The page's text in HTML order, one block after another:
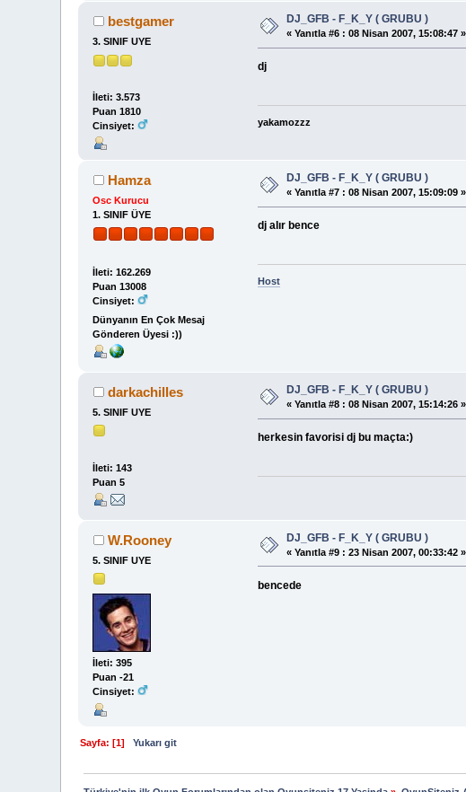
bestgamer
3. SINIF UYE
İleti: 3.573
Puan 1810
Cinsiyet:
DJ_GFB - F_K_Y ( GRUBU )
«Yanıtla #6 : 08 Nisan 2007, 15:08:47 »
dj
yakamozzz
Hamza
Osc Kurucu
1. SINIF ÜYE
İleti: 162.269
Puan 13008
Cinsiyet:
Dünyanın En Çok Mesaj
Gönderen Üyesi :))
DJ_GFB - F_K_Y ( GRUBU )
«Yanıtla #7 : 08 Nisan 2007, 15:09:09 »
dj alır bence
Host
darkachilles
5. SINIF UYE
İleti: 143
Puan 5
DJ_GFB - F_K_Y ( GRUBU )
«Yanıtla #8 : 08 Nisan 2007, 15:14:26 »
herkesin favorisi dj bu maçta:)
W.Rooney
5. SINIF UYE
İleti: 395
Puan -21
Cinsiyet:
DJ_GFB - F_K_Y ( GRUBU )
«Yanıtla #9 : 23 Nisan 2007, 00:33:42 »
bencede
Sayfa: [1]Yukarı git